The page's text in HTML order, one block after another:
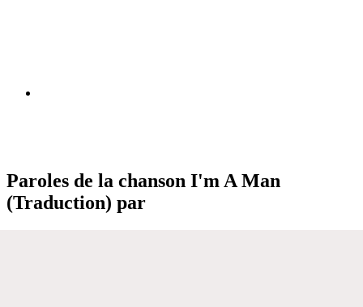
Paroles de la chanson I'm A Man
(Traduction) par